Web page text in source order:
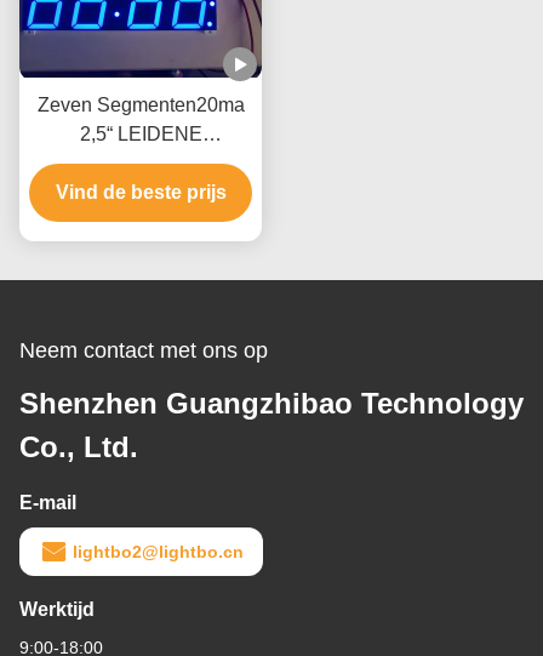
Zeven Segmenten20ma
2,5“ LEIDENE
Klokvertoning voor
Klokraad
Vind de beste prijs
Neem contact met ons op
Shenzhen Guangzhibao Technology
Co., Ltd.
E-mail
lightbo2@lightbo.cn
Werktijd
9:00-18:00